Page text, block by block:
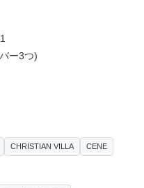
ー3つ)
CHRISTIAN VILLA CENE